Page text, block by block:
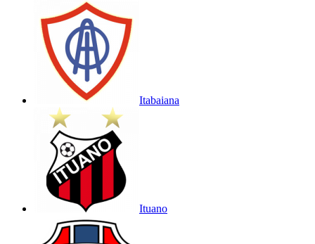
Itabaiana
Ituano